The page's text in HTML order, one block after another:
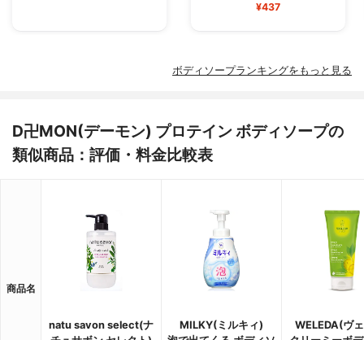
¥437
ボディソープランキングをもっと見る
D卍MON(デーモン) プロテイン ボディソープの
類似商品：評価・料金比較表
商品名
natu savon select(ナ
MILKY(ミルキィ)
WELEDA(ヴ